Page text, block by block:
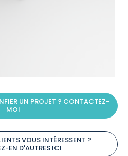
UN PROJET ? CONTACTEZ-
MOI
VOUS INTÉRESSENT ?
EN D'AUTRES ICI